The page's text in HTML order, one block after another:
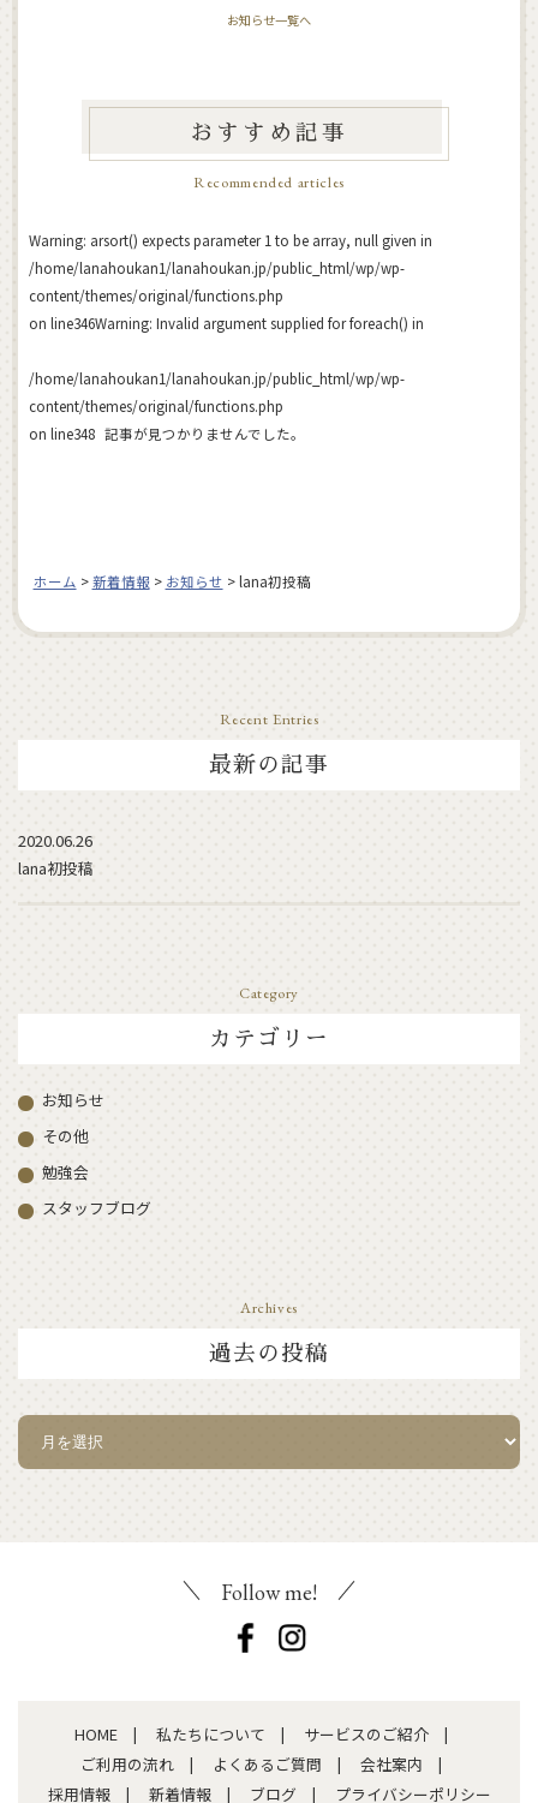
お知らせ一覧へ
おすすめ記事
Recommended articles
Warning: arsort() expects parameter 1 to be array, null given in
/home/lanahoukan1/lanahoukan.jp/public_html/wp/wp-
content/themes/original/functions.php
on line346Warning: Invalid argument supplied for foreach() in
/home/lanahoukan1/lanahoukan.jp/public_html/wp/wp-
content/themes/original/functions.php
on line348 記事が見つかりませんでした。
ホーム >新着情報> お知らせ >lana初投稿
Recent Entries
最新の記事
2020.06.26
lana初投稿
Category
カテゴリー
お知らせ
その他
勉強会
スタッフブログ
Archives
過去の投稿
Follow me!
HOME 私たちについて
サービスのご紹介
ご利用の流れ
よくあるご質問
会社案内
採用情報
新着情報 ブログ プライバシーポリシー